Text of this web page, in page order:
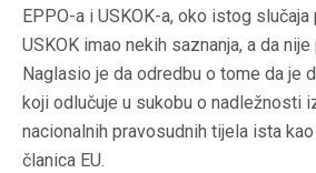
EPPO-a i USKOK-a, oko istog
USKOK imao nekih saznanja, a da
Naglasio je da odredbu o tome da je
koji odlučuje u sukobu o nadležnosti
nacionalnih pravosudnih tijela ista
članica EU.